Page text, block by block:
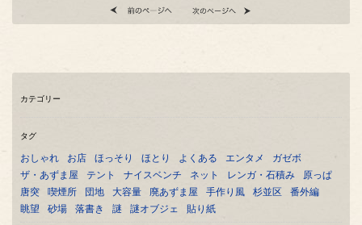
カテゴリー
タグ
おしゃれ お店 ほっそり ほとり よくある エンタメ
ガゼボ
ザ・あずま屋
テント ナイスベンチ ネット レンガ・石積み
原っぱ
唐突
喫煙所 団地 大容量 廃あずま屋 手作り風 杉並区
番外編
眺望
砂場 落書き 謎 謎オブジェ 貼り紙